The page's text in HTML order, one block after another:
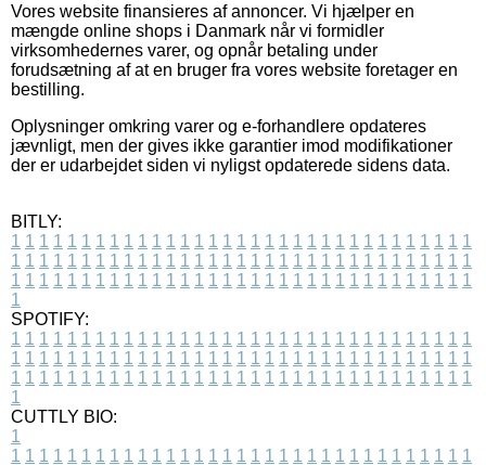
Vores website finansieres af annoncer. Vi hjælper en
mængde online shops i Danmark når vi formidler
virksomhedernes varer, og opnår betaling under
forudsætning af at en bruger fra vores website foretager en
bestilling.
Oplysninger omkring varer og e-forhandlere opdateres
jævnligt, men der gives ikke garantier imod modifikationer
der er udarbejdet siden vi nyligst opdaterede sidens data.
BITLY:
1 1 1 1 1 1 1 1 1 1 1 1 1 1 1 1 1 1 1 1 1 1 1 1 1 1 1 1 1 1 1 1 1
1 1 1 1 1 1 1 1 1 1 1 1 1 1 1 1 1 1 1 1 1 1 1 1 1 1 1 1 1 1 1 1 1
1 1 1 1 1 1 1 1 1 1 1 1 1 1 1 1 1 1 1 1 1 1 1 1 1 1 1 1 1 1 1 1 1
1
SPOTIFY:
1 1 1 1 1 1 1 1 1 1 1 1 1 1 1 1 1 1 1 1 1 1 1 1 1 1 1 1 1 1 1 1 1
1 1 1 1 1 1 1 1 1 1 1 1 1 1 1 1 1 1 1 1 1 1 1 1 1 1 1 1 1 1 1 1 1
1 1 1 1 1 1 1 1 1 1 1 1 1 1 1 1 1 1 1 1 1 1 1 1 1 1 1 1 1 1 1 1 1
1
CUTTLY BIO:
1
1 1 1 1 1 1 1 1 1 1 1 1 1 1 1 1 1 1 1 1 1 1 1 1 1 1 1 1 1 1 1 1 1